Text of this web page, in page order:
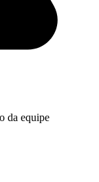
da equipe